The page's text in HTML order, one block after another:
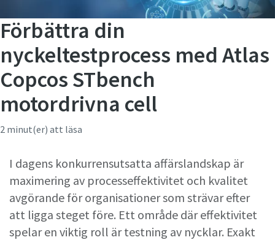
Förbättra din
nyckeltestprocess med Atlas
Copcos STbench
motordrivna cell
2 minut(er) att läsa
I dagens konkurrensutsatta affärslandskap är
maximering av processeffektivitet och kvalitet
avgörande för organisationer som strävar efter
att ligga steget före. Ett område där effektivitet
spelar en viktig roll är testning av nycklar. Exakt